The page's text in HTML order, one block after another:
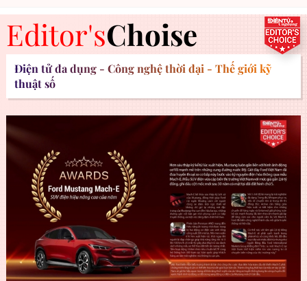
Editor'sChoise
Điện tử đa dụng - Công nghệ thời đại - Thế giới kỹ
thuật số